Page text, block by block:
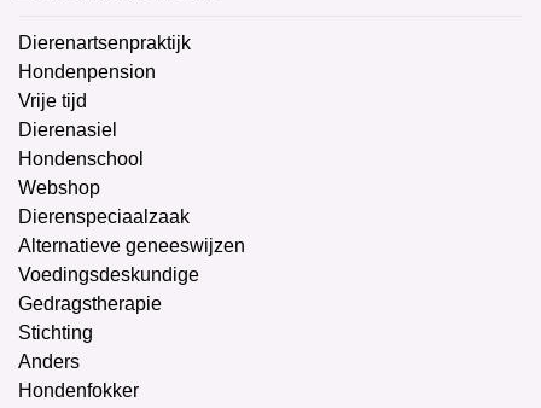
Dierenartsenpraktijk
Hondenpension
Vrije tijd
Dierenasiel
Hondenschool
Webshop
Dierenspeciaalzaak
Alternatieve geneeswijzen
Voedingsdeskundige
Gedragstherapie
Stichting
Anders
Hondenfokker